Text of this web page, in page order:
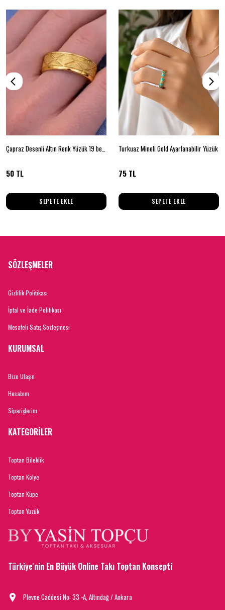
Çapraz Desenli Altın Renk Yüzük 19 beden
50 TL
SEPETE EKLE
Turkuaz Mineli Gold Ayarlanabilir Yüzük
75 TL
SEPETE EKLE
SÖZLEŞMELER
Gizlilik Politikası
İptal ve İade Politikası
Mesafeli Satış Sözleşmesi
KURUMSAL
Bize Ulaşın
Hesabım
Siparişlerim
KATEGORİLER
Toptan Bileklik
Toptan Kolye
Toptan Küpe
Toptan Yüzük
Türkiye'nin En Büyük Online Takı Toptan Konsepti
Plevne Caddesi No: 33 -A, Altındağ / Ankara